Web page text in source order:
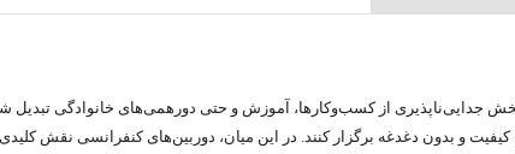
بخش جدایی‌ناپذیری از کسب‌وکارها، آموزش و حتی دورهمی‌های خانوادگی
و بدون دغدغه برگزار کنند. در این میان، دوربین‌های کنفرانسی نقش